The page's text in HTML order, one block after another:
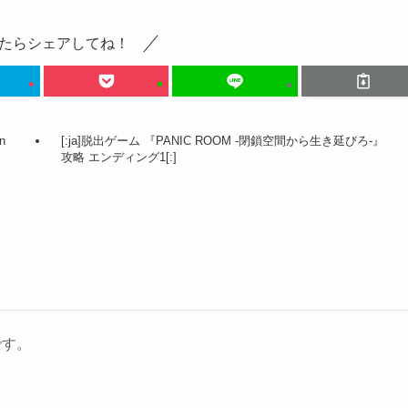
らシェアしてね！
[:ja]脱出ゲーム 『PANIC ROOM -閉鎖空間から生き延びろ-』
攻略 エンディング1[:]
。